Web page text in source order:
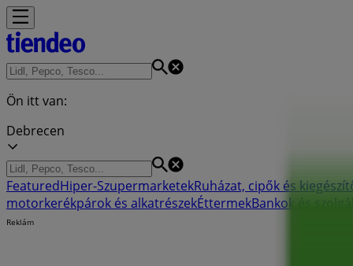
Ön itt van:
Debrecen
FeaturedHiper-SzupermarketekRuházat, cipők és
motorkerékpárok és alkatrészekÉttermekBankok és
Reklám